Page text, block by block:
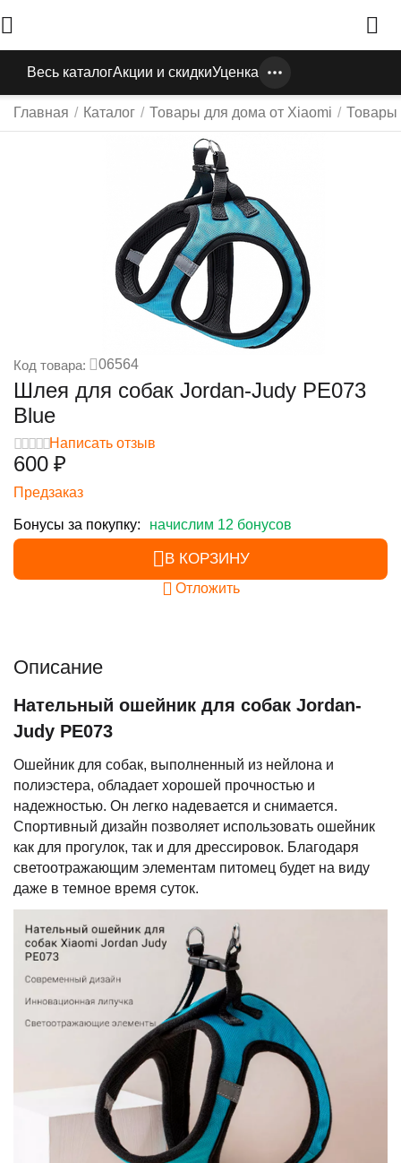
Весь каталогАкции и скидкиУценка
Главная / Каталог / Товары для дома от Xiaomi / Товары
Код товара: 06564
Шлея для собак Jordan-Judy PE073
Blue
Написать отзыв
‍600‍ ₽
Предзаказ
Бонусы за покупку: начислим 12 бонусов
В КОРЗИНУ
Отложить
Описание
Нательный ошейник для собак Jordan-
Judy PE073
Ошейник для собак, выполненный из нейлона и
полиэстера, обладает хорошей прочностью и
надежностью. Он легко надевается и снимается.
Спортивный дизайн позволяет использовать ошейник
как для прогулок, так и для дрессировок. Благодаря
светоотражающим элементам питомец будет на виду
даже в темное время суток.